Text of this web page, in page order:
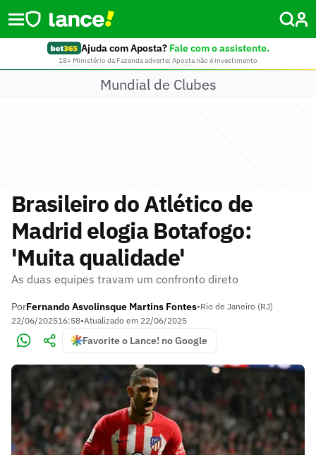
Ajuda com Aposta? Fale com o assistente.
18+ Ministério da Fazenda adverte: Aposta não é investimento
Mundial de Clubes
Brasileiro do Atlético de
Madrid elogia Botafogo:
'Muita qualidade'
As duas equipes travam um confronto direto
PorFernando Asvolinsque Martins Fontes•Rio de Janeiro (RJ)
22/06/202516:58•Atualizado em 22/06/2025
Favorite o Lance! no Google